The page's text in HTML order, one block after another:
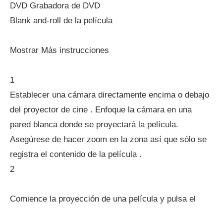
DVD Grabadora de DVD
Blank and-roll de la película
Mostrar Más instrucciones
1
Establecer una cámara directamente encima o debajo
del proyector de cine . Enfoque la cámara en una
pared blanca donde se proyectará la película.
Asegúrese de hacer zoom en la zona así que sólo se
registra el contenido de la película .
2
Comience la proyección de una película y pulsa el